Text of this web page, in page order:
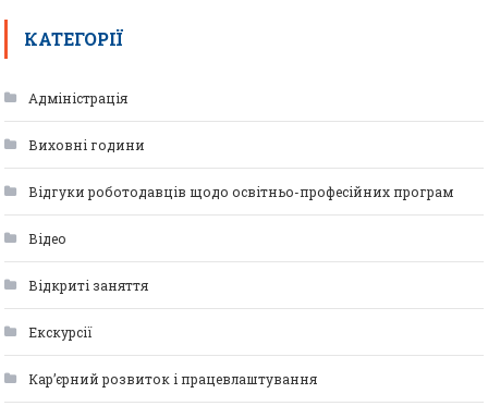
КАТЕГОРІЇ
Адміністрація
Виховні години
Відгуки роботодавців щодо освітньо-професійних програм
Відео
Відкриті заняття
Екскурсії
Кар’єрний розвиток і працевлаштування